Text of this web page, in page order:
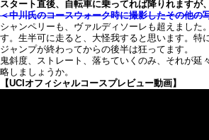
スタート直後、自転車に乗ってれば降りれますが
＜中川氏のコースウォーク時に撮影したその他の
シャンペリーも、ヴァルディソーレも超えました
す。生半可に走ると、大怪我すると思います。特
ジャンプが終わってからの後半は狂ってます。
鬼斜度、ストレート、落ちていくのみ、それが延
略しましょうか。
【UCIオフィシャルコースプレビュー動画】